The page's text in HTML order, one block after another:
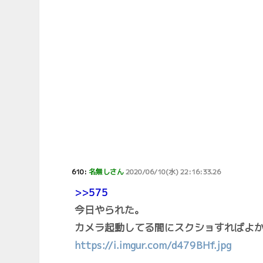
610:名無しさん2020/06/10(水) 22:16:33.26
>>575
今日やられた。
カメラ起動してる間にスクショすればよ
https://i.imgur.com/d479BHf.jpg